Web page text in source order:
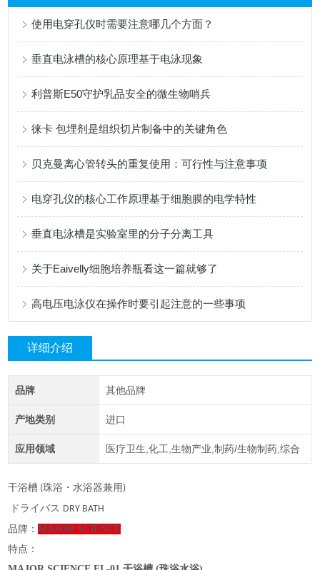
使用电穿孔仪时需要注意哪几个方面？
垂直电泳槽的核心原理基于电泳现象
利普斯E50守护乳品安全的微生物哨兵
徕卡 包埋剂是组织切片制备中的关键角色
贝克曼离心管转头的重复使用：可行性与注意事项
电穿孔仪的核心工作原理基于细胞膜的电学特性
垂直电泳槽是实验室里的分子分离工具
关于Eaivelly细胞培养瓶看这一篇就够了
高电压电泳仪在操作时要引起注意的一些事项
详细介绍
品牌 其他品牌
产地类别 进口
应用领域 医疗卫生,化工,生物产业,制药/生物制药,综合
干浴槽 (珠浴・水浴器兼用)
ドライバス DRY BATH
品牌：MAJOR SCIENCE
特点：